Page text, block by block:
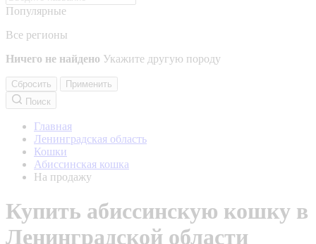
Популярные
Все регионы
Ничего не найдено Укажите другую породу
Сбросить
Применить
Поиск
Главная
Ленинградская область
Кошки
Абиссинская кошка
На продажу
Купить абиссинскую кошку в
Ленинградской области